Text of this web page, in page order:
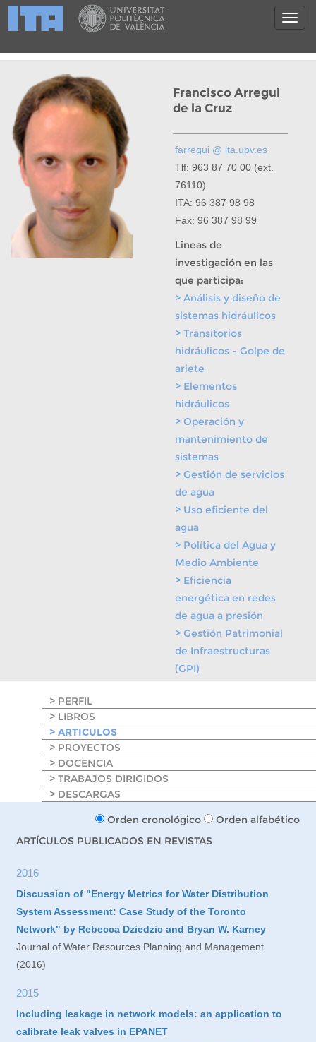
Francisco Arregui
de la Cruz
farregui @ ita.upv.es
Tlf: 963 87 70 00 (ext.
76110)
ITA: 96 387 98 98
Fax: 96 387 98 99
Lineas de
investigación en las
que participa:
> Análisis y diseño de
sistemas hidráulicos
> Transitorios
hidráulicos - Golpe de
ariete
> Elementos
hidráulicos
> Operación y
mantenimiento de
sistemas
> Gestión de servicios
de agua
> Uso eficiente del
agua
> Política del Agua y
Medio Ambiente
> Eficiencia
energética en redes
de agua a presión
> Gestión Patrimonial
de Infraestructuras
(GPI)
> PERFIL
> LIBROS
> ARTICULOS
> PROYECTOS
> DOCENCIA
> TRABAJOS DIRIGIDOS
> DESCARGAS
Orden cronológico
Orden alfabético
ARTÍCULOS PUBLICADOS EN REVISTAS
2016
Discussion of "Energy Metrics for Water Distribution
System Assessment: Case Study of the Toronto
Network" by Rebecca Dziedzic and Bryan W. Karney
Journal of Water Resources Planning and Management
(2016)
2015
Including leakage in network models: an application to
calibrate leak valves in EPANET